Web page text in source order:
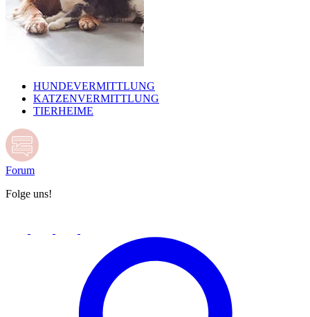
HUNDEVERMITTLUNG
KATZENVERMITTLUNG
TIERHEIME
Forum
Folge uns!